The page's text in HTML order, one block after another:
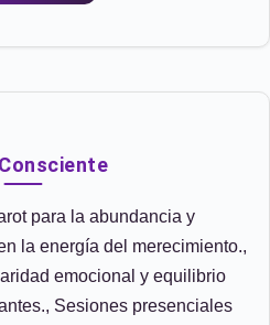
para la abundancia y
la energía del merecimiento.,
emocional y equilibrio
Sesiones presenciales